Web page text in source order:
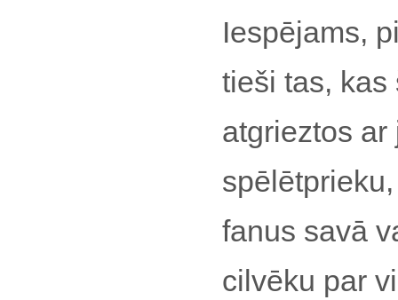
Iespējams,
tieši tas,
atgrieztos
fanus savā
cilvēku par